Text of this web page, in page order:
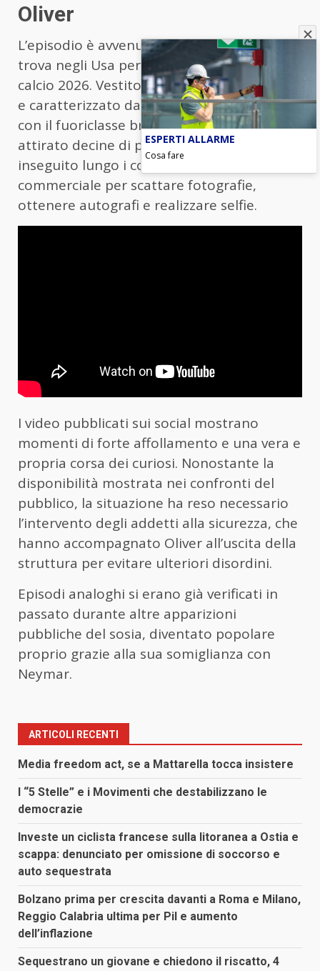
Oliver
L’episodio è avvenuto mentre Oliver si
trova negli Usa per seguire i Mondiali di
calcio 2026. Vestito con la maglia del Brasile
e caratterizzato da una forte somiglianza
con il fuoriclasse brasiliano, l’influencer ha
attirato decine di persone che lo hanno
inseguito lungo i corridoi del centro
commerciale per scattare fotografie,
ottenere autografi e realizzare selfie.
I video pubblicati sui social mostrano
momenti di forte affollamento e una vera e
propria corsa dei curiosi. Nonostante la
disponibilità mostrata nei confronti del
pubblico, la situazione ha reso necessario
l’intervento degli addetti alla sicurezza, che
hanno accompagnato Oliver all’uscita della
struttura per evitare ulteriori disordini.
Episodi analoghi si erano già verificati in
passato durante altre apparizioni
pubbliche del sosia, diventato popolare
proprio grazie alla sua somiglianza con
Neymar.
ARTICOLI RECENTI
Media freedom act, se a Mattarella tocca insistere
I “5 Stelle” e i Movimenti che destabilizzano le
democrazie
Investe un ciclista francese sulla litoranea a Ostia e
scappa: denunciato per omissione di soccorso e
auto sequestrata
Bolzano prima per crescita davanti a Roma e Milano,
Reggio Calabria ultima per Pil e aumento
dell’inflazione
Sequestrano un giovane e chiedono il riscatto, 4
ESPERTI ALLARME
Cosa fare